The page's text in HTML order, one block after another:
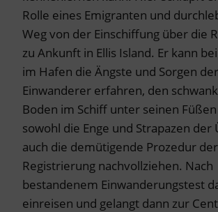
Rolle eines Emigranten und
Weg von der Einschiffung über die
zu Ankunft in Ellis Island. Er kann
im Hafen die Ängste und Sorgen der
Einwanderer erfahren, den
Boden im Schiff unter seinen
sowohl die Enge und Strapazen der
auch die demütigende Prozedur der
Registrierung nachvollziehen. Nach
bestandenem Einwanderungstest
einreisen und gelangt dann zur